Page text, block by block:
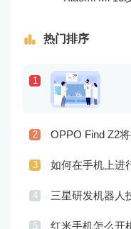
热门排序
1
2
3 如何在手机上进
4 三星研发机器人
5 红米手机怎么开